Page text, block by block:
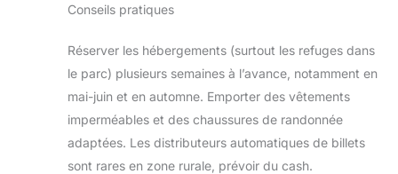
Conseils pratiques
Réserver les hébergements (surtout les refuges dans
le parc) plusieurs semaines à l’avance, notamment en
mai-juin et en automne. Emporter des vêtements
imperméables et des chaussures de randonnée
adaptées. Les distributeurs automatiques de billets
sont rares en zone rurale, prévoir du cash.